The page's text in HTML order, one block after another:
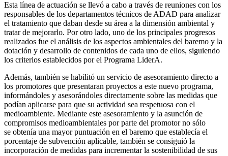
Esta línea de actuación se llevó a cabo a través de reuniones con los
responsables de los departamentos técnicos de ADAD para analizar
el tratamiento que daban desde su área a la dimensión ambiental y
tratar de mejorarlo. Por otro lado, uno de los principales progresos
realizados fue el análisis de los aspectos ambientales del baremo y la
dotación y desarrollo de contenidos de cada uno de ellos, siguiendo
los criterios establecidos por el Programa LiderA.
Además, también se habilitó un servicio de asesoramiento directo a
los promotores que presentaran proyectos a este nuevo programa,
informándoles y asesorándoles directamente sobre las medidas que
podían aplicarse para que su actividad sea respetuosa con el
medioambiente. Mediante este asesoramiento y la asunción de
compromisos medioambientales por parte del promotor no sólo
se obtenía una mayor puntuación en el baremo que establecía el
porcentaje de subvención aplicable, también se consiguió la
incorporación de medidas para incrementar la sostenibilidad de sus